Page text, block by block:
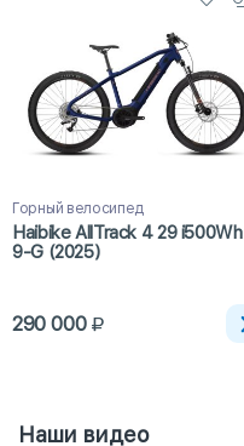
Горный велосипед
Haibike AllTrack 4 29 i500Wh
9-G (2025)
290 000
Наши видео